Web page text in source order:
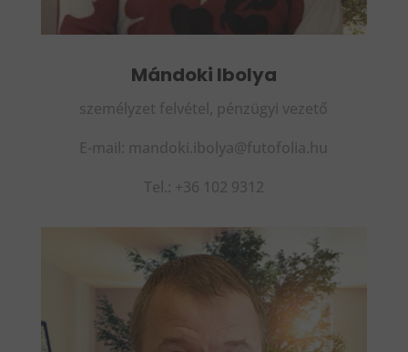
Mándoki Ibolya
személyzet felvétel, pénzügyi vezető
E-mail: mandoki.ibolya@futofolia.hu
Tel.: +36 102 9312